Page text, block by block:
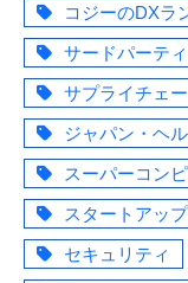
コジーのDXラ
サードパーテ
サプライチェ
ジャパン・ヘ
スーパーコン
スタートアッ
セキュリティ